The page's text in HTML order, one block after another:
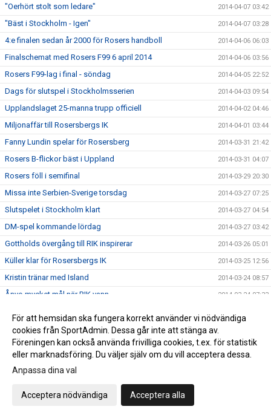
"Oerhört stolt som ledare" 2014-04-07 03:42
"Bäst i Stockholm - Igen" 2014-04-07 03:28
4:e finalen sedan år 2000 för Rosers handboll 2014-04-06 06:03
Finalschemat med Rosers F99 6 april 2014 2014-04-06 03:56
Rosers F99-lag i final - söndag 2014-04-05 22:52
Dags för slutspel i Stockholmsserien 2014-04-03 09:54
Upplandslaget 25-manna trupp officiell 2014-04-02 04:46
Miljonaffär till Rosersbergs IK 2014-04-01 03:44
Fanny Lundin spelar för Rosersberg 2014-03-31 21:42
Rosers B-flickor bäst i Uppland 2014-03-31 04:07
Rosers föll i semifinal 2014-03-29 20:30
Missa inte Serbien-Sverige torsdag 2014-03-27 07:25
Slutspelet i Stockholm klart 2014-03-27 04:54
DM-spel kommande lördag 2014-03-27 03:42
Gottholds övergång till RIK inspirerar 2014-03-26 05:01
Küller klar för Rosersbergs IK 2014-03-25 12:56
Kristin tränar med Island 2014-03-24 08:57
Ånyo mycket mål när RIK vann 2014-03-24 07:33
"Sista grundseriematcherna söndag"
Fullträff mot Skånela IF för Rosers-tjejer 2014-03-23 04:44
Rosersberg tar en hedrande tredje plats
Sista grundomgången för F98/99
För att hemsidan ska fungera korrekt använder vi nödvändiga
cookies från SportAdmin. Dessa går inte att stänga av.
Föreningen kan också använda frivilliga cookies, t.ex. för statistik
eller marknadsföring. Du väljer själv om du vill acceptera dessa.
Anpassa dina val
Acceptera nödvändiga Acceptera alla